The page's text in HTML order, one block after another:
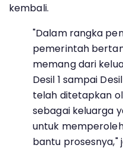
kembali.
"Dalam rangka
pemerintah
memang dari
Desil 1 sampai
telah ditetapkan
sebagai keluarga
untuk
bantu prosesnya,"